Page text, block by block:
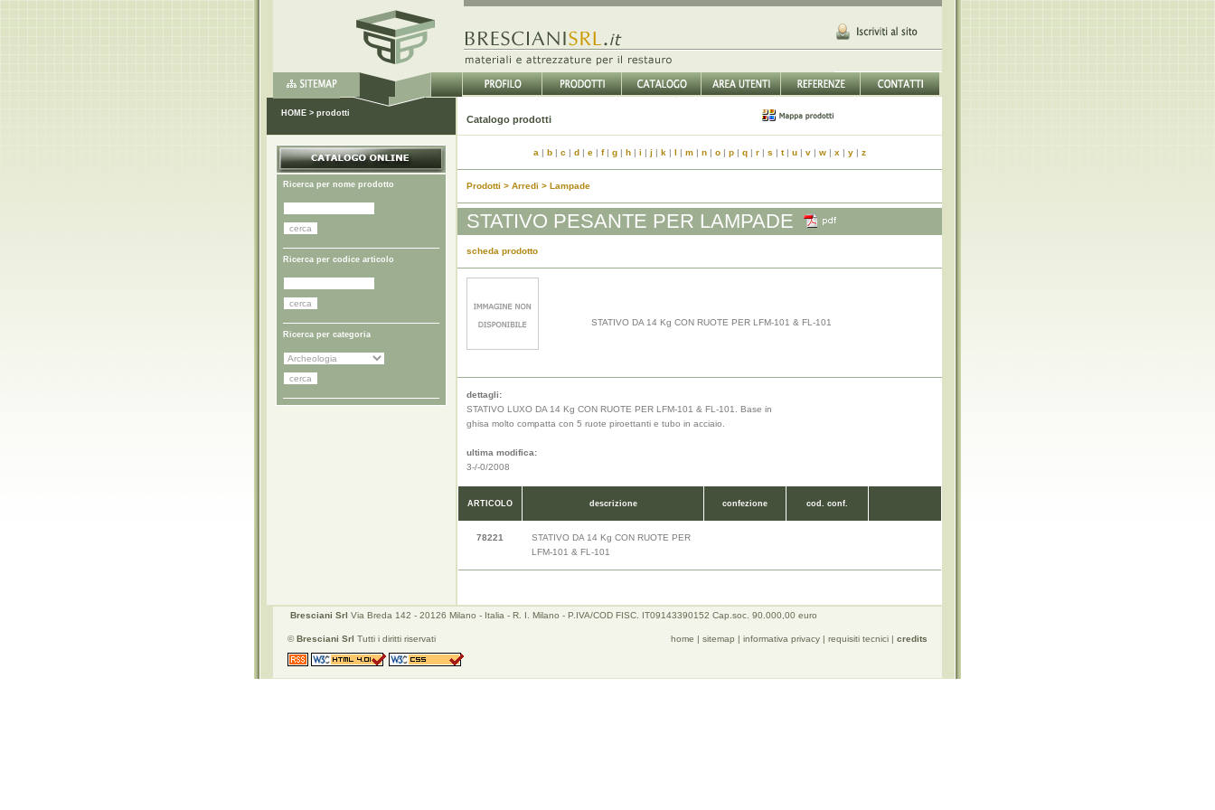
HOME > prodotti
Catalogo prodotti
Ricerca per nome prodotto
Ricerca per codice articolo
Ricerca per categoria
a | b | c | d | e | f| g | h | i | j | k | l | m | n | o | p | q | r | s | t| u | v | w | x | y | z
Prodotti > Arredi > Lampade
STATIVO PESANTE PER LAMPADE
scheda prodotto
STATIVO DA 14 Kg CON RUOTE PER LFM-101 & FL-101
dettagli:
STATIVO LUXO DA 14 Kg CON RUOTE PER LFM-101 & FL-101. Base in
ghisa molto compatta con 5 ruote piroettanti e tubo in acciaio.
ultima modifica:
3-/-0/2008
ARTICOLO descrizione confezione cod. conf.
78221
STATIVO DA 14 Kg CON RUOTE PER
LFM-101 & FL-101
Bresciani Srl Via Breda 142 - 20126 Milano - Italia - R. I. Milano - P.IVA/COD FISC. IT09143390152 Cap.soc. 90.000,00 euro
©Bresciani Srl Tutti i diritti riservati home | sitemap | informativa privacy | requisiti tecnici | credits